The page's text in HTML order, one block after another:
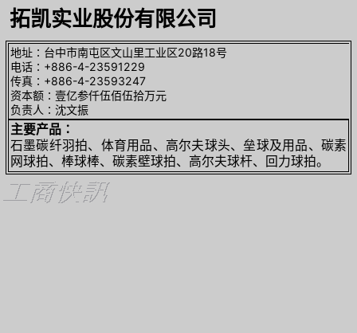
拓凯实业股份有限公司
地址∶台中市南屯区文山里工业区20路18号
电话∶+886-4-23591229
传真∶+886-4-23593247
资本额∶壹亿参仟伍佰伍拾万元
负责人∶沈文振
主要产品∶
石墨碳纤羽拍、体育用品、高尔夫球头、垒球及用品、碳素
网球拍、棒球棒、碳素壁球拍、高尔夫球杆、回力球拍。